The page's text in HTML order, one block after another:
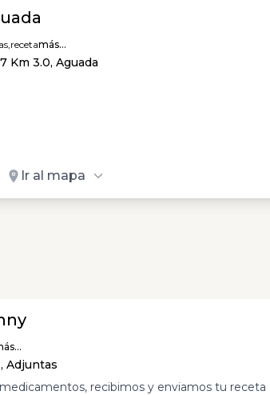
recetamás...
Km 3.0, Aguada
Ir al mapa
Adjuntas
recibimos y enviamos tu receta